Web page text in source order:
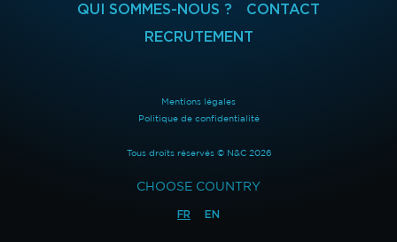
QUI SOMMES-NOUS ?
CONTACT
RECRUTEMENT
Mentions légales
Politique de confidentialité
Tous droits réservés © N&C 2026
CHOOSE COUNTRY
FR EN